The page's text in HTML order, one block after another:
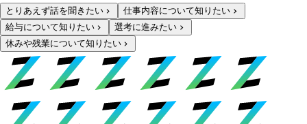
とりあえず話を聞きたい
仕事内容について知りたい
給与について知りたい
選考に進みたい
休みや残業について知りたい